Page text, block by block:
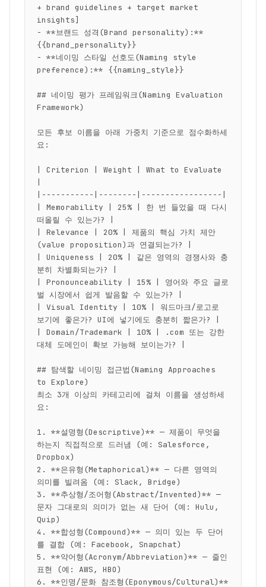
+ brand guidelines + target market
insights]
- **브랜드 성격(Brand personality):**
{{brand_personality}}
- **네이밍 스타일 선호도(Naming style
preference):** {{naming_style}}
## 네이밍 평가 프레임워크(Naming Evaluation
Framework)
모든 후보 이름을 아래 가중치 기준으로 점수화하세
요:
| Criterion | Weight | What to Evaluate
|-----------|--------|-----------------|
| Memorability | 25% | 한 번 들었을 때 다시
떠올릴 수 있는가? |
| Relevance | 20% | 제품의 핵심 가치 제안
(value proposition)과 연결되는가? |
| Uniqueness | 20% | 같은 영역의 경쟁사와 충
분히 차별화되는가? |
| Pronounceability | 15% | 영어와 주요 글로
벌 시장에서 쉽게 발음할 수 있는가? |
| Visual Identity | 10% | 워드마크/로고로
보기에 좋은가? UI에 넣기에도 충분히 짧은가? |
| Domain/Trademark | 10% | .com 또는 강한
대체 도메인이 확보 가능해 보이는가? |
## 탐색할 네이밍 접근법(Naming Approaches
to Explore)
최소 3개 이상의 카테고리에 걸쳐 이름을 생성하세
요:
1. **설명형(Descriptive)** — 제품이 무엇을
하는지 직접적으로 드러냄 (예: Salesforce,
Dropbox)
2. **은유형(Metaphorical)** — 다른 영역의
의미를 빌려옴 (예: Slack, Bridge)
3. **추상형/조어형(Abstract/Invented)** —
문자 그대로의 의미가 없는 새 단어 (예: Hulu,
Quip)
4. **합성형(Compound)** — 의미 있는 두 단어
를 결합 (예: Facebook, Snapchat)
5. **약어형(Acronym/Abbreviation)** — 줄인
표현 (예: AWS, HBO)
6. **인명/문화 참조형(Eponymous/Cultural)**